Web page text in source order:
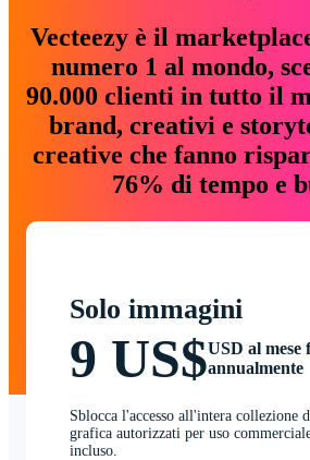
Vecteezy è il
numero 1 al mondo,
90.000 clienti in tutto il
brand, creativi e
creative che fanno
76% di tempo e
Solo immagini
9 US$USD al mese
annualmente
Sblocca l'accesso all'intera collezione
grafica autorizzati per uso
incluso.